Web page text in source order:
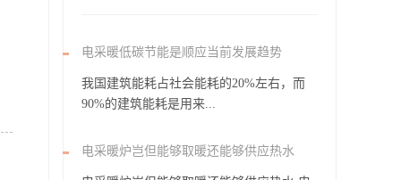
电采暖低碳节能是顺应当前发展趋势
我国建筑能耗占社会能耗的20%左右，而
90%的建筑能耗是用来...
电采暖炉岂但能够取暖还能够供应热水